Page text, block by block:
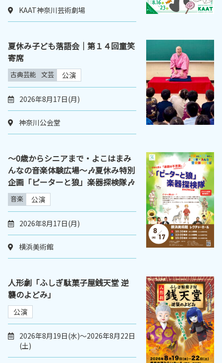
KAAT神奈川芸術劇場
夏休み子ども落語会｜第１４回童笑
寄席
古典芸能 文芸 公演
2026年8月17日(月)
神奈川公会堂
〜0歳からシニアまで・よこはまみ
んなの音楽体験広場〜🎶夏休み特別
企画「ピーターと狼」楽器探検隊🎶
音楽 公演
2026年8月17日(月)
横浜美術館
人形劇「ふしぎ駄菓子屋銭天堂 逆
襲のよどみ」
公演
2026年8月19日(水)～2026年8月22日
(土)